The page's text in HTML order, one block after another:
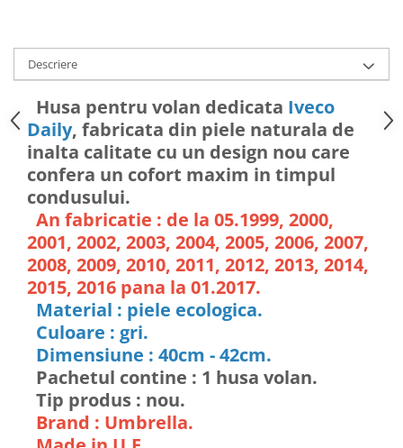
Descriere
Husa pentru volan dedicata Iveco
Daily, fabricata din piele naturala de
inalta calitate cu un design nou care
confera un cofort maxim in timpul
condusului.
An fabricatie : de la 05.1999, 2000,
2001, 2002, 2003, 2004, 2005, 2006, 2007,
2008, 2009, 2010, 2011, 2012, 2013, 2014,
2015, 2016 pana la 01.2017.
Material : piele ecologica.
Culoare : gri.
Dimensiune : 40cm - 42cm.
Pachetul contine : 1 husa volan.
Tip produs : nou.
Brand : Umbrella.